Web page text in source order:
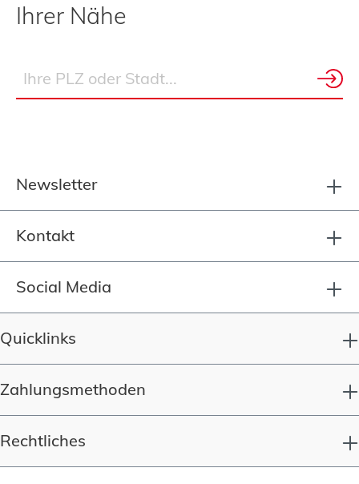
Ihrer Nähe
Newsletter
Kontakt
Social Media
Quicklinks
Zahlungsmethoden
Rechtliches